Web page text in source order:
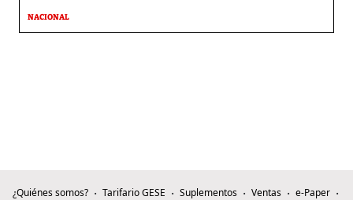
NACIONAL
¿Quiénes somos? Tarifario GESE Suplementos Ventas
e-Paper